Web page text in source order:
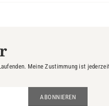
Meine Zustimmung ist
ABONNIEREN